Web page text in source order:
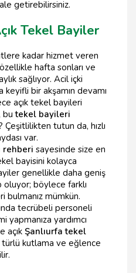
getirebilirsiniz.
Tekel Bayiler
kadar hizmet veren
hafta sonları ve
sağlıyor. Acil içki
keyifli bir akşamın devamı
açık tekel bayileri
butekel bayileri
Çeşitlilikten tutun da, hızlı
var.
rehberi sayesinde size en
bayisini kolayca
genellikle daha geniş
böylece farklı
bulmanız mümkün.
tecrübeli personeli
yardımcı
açık Şanlıurfa tekel
türlü kutlama ve eğlence